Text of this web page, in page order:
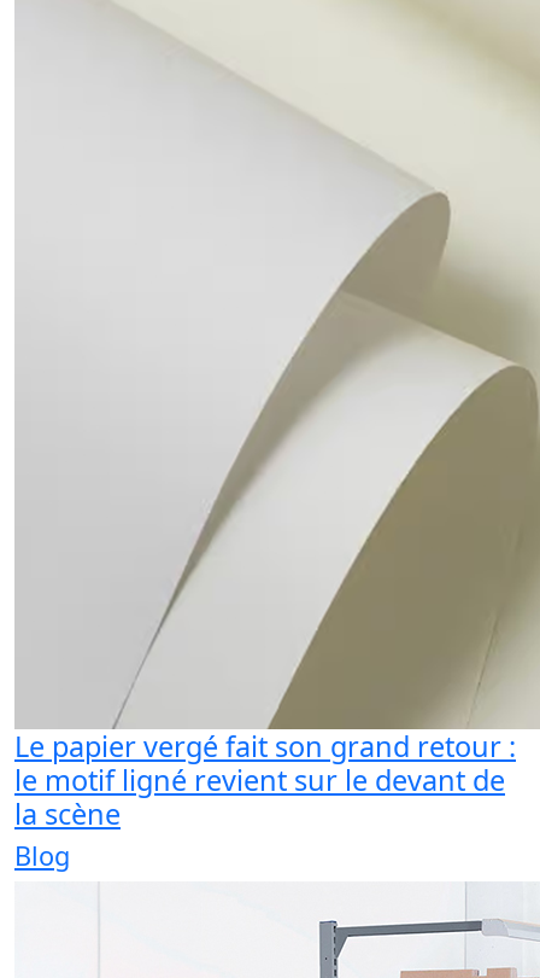
Le papier vergé fait son grand retour :
le motif ligné revient sur le devant de
la scène
Blog